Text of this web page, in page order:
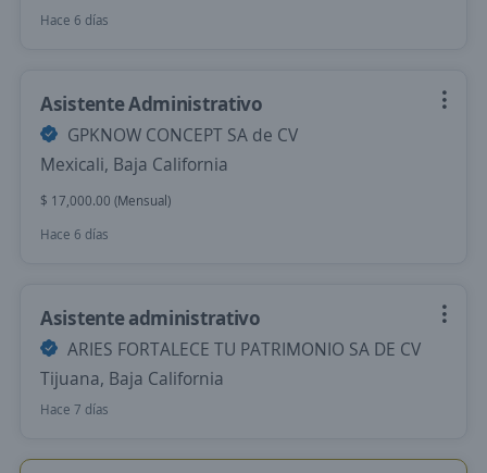
Hace 6 días
Asistente Administrativo
GPKNOW CONCEPT SA de CV
Mexicali, Baja California
$ 17,000.00 (Mensual)
Hace 6 días
Asistente administrativo
ARIES FORTALECE TU PATRIMONIO SA DE CV
Tijuana, Baja California
Hace 7 días